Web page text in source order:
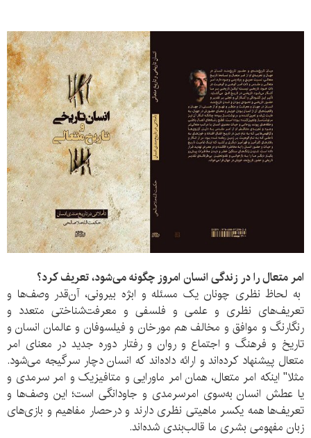
امر متعال را در زندگی انسان امروز چگونه می‌شود، تعریف کرد؟
به لحاظ نظری چونان یک مسئله و ابژه بیرونی، آن‌قدر وصف‌ها و
تعریف‌های نظری و علمی و فلسفی و معرفت‌شناختی متعدد و
رنگارنگ و موافق و مخالف هم مورخان و فیلسوفان و عالمان انسان و
تاریخ و فرهنگ و اجتماع و روان و رفتار دوره جدید در معنای امر
متعال پیشنهاد کرده‌اند و ارائه داده‌اند که انسان دچار سرگیجه می‌شود.
مثلا" اینکه امر متعال، همان امر ماورایی و متافیزیک و امر سرمدی و
یا عطش انسان به‌سوی امرسرمدی و جاودانگی‌ است؛ این وصف‌ها و
تعریف‌ها همه یکسر ماهیتی نظری دارند و درحصار مفاهیم و بازی‌های
زبان مفهومی بشری ما قالب‌بندی شده‌اند.